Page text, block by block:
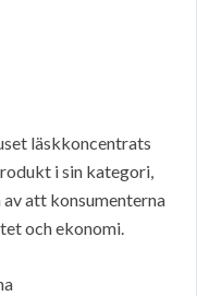
läskkoncentrats
i sin kategori,
att konsumenterna
och ekonomi.